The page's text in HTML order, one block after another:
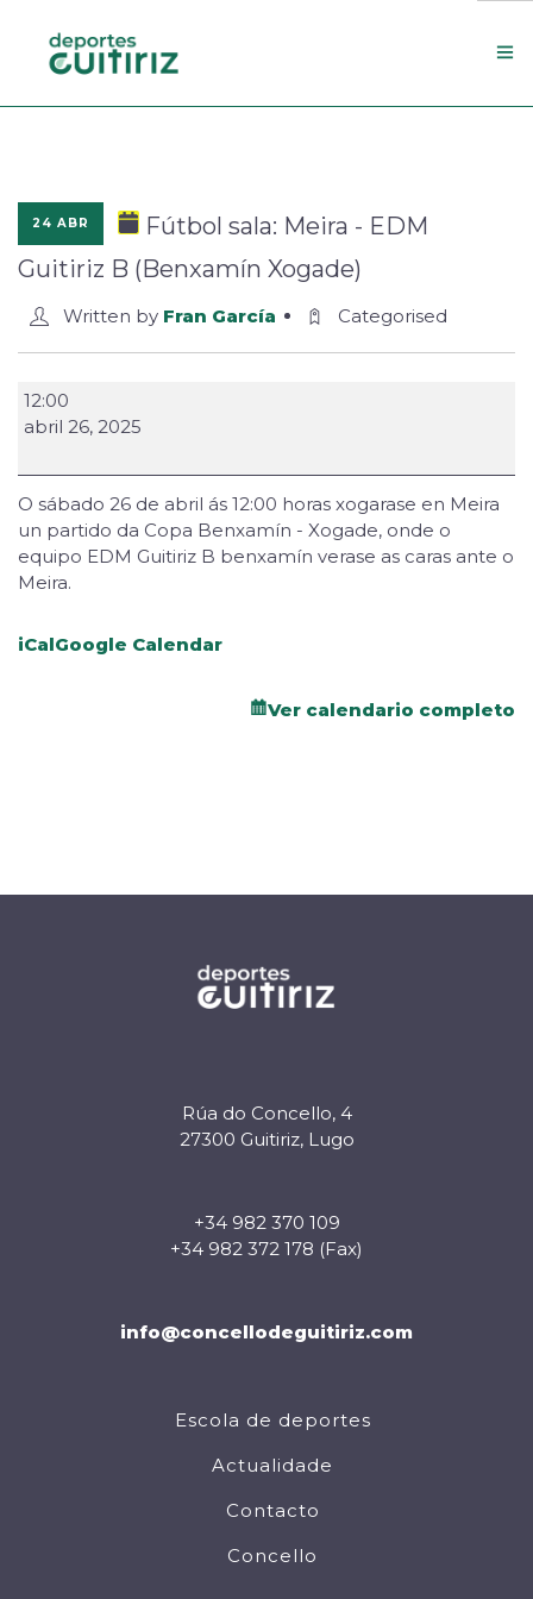
Actualidade
Contacto
Concello
24 ABR
Fútbol sala: Meira - EDM
Guitiriz B (Benxamín Xogade)
Written by Fran García Categorised
12:00
abril 26, 2025
O sábado 26 de abril ás 12:00 horas xogarase en Meira
un partido da Copa Benxamín - Xogade, onde o
equipo EDM Guitiriz B benxamín verase as caras ante o
Meira.
iCalGoogle Calendar
Ver calendario completo
Rúa do Concello, 4
27300 Guitiriz, Lugo
+34 982 370 109
+34 982 372 178 (Fax)
info@concellodeguitiriz.com
Escola de deportes
Actualidade
Contacto
Concello